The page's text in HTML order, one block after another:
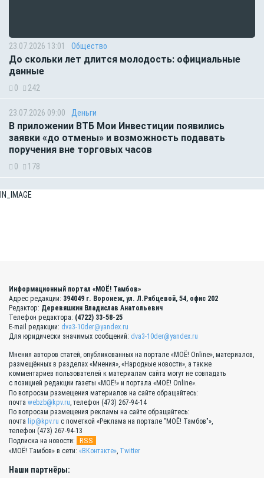
23.07.2026 13:01 Общество
До скольки лет длится молодость: официальные
данные
0 242
23.07.2026 09:00 Деньги
В приложении ВТБ Мои Инвестиции появились
заявки «до отмены» и возможность подавать
поручения вне торговых часов
0 178
IN_IMAGE
Информационный портал «МОЁ! Тамбов»
Адрес редакции: 394049 г. Воронеж, ул. Л.Рябцевой, 54, офис 202
Редактор: Деревяшкин Владислав Анатольевич
Телефон редактора: (4722) 33-58-25
E-mail редакции: dva3-10der@yandex.ru
Для юридически значимых сообщений: dva3-10der@yandex.ru
Мнения авторов статей, опубликованных на портале «МОЁ! Online», материалов,
размещённых в разделах «Мнения», «Народные новости», а также
комментариев пользователей к материалам сайта могут не совпадать
с позицией редакции газеты «МОЁ!» и портала «МОЁ! Online».
По вопросам размещения материалов на сайте обращайтесь:
почта webzb@kpv.ru, телефон (473) 267-94-14
По вопросам размещения рекламы на сайте обращайтесь:
почта lip@kpv.ru с пометкой «Реклама на портале "МОЁ! Тамбов"»,
телефон (473) 267-94-13
Подписка на новости:
RSS
«МОЁ! Тамбов» в сети: «ВКонтакте», Twitter
Наши партнёры: